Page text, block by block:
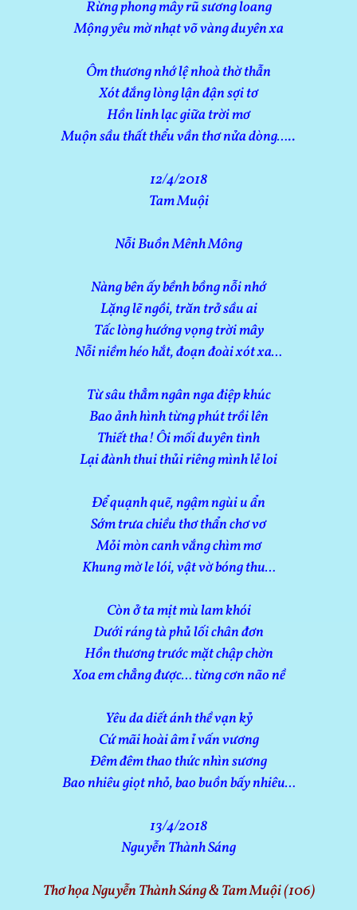
Rừng phong mây rũ sương loang
Mộng yêu mờ nhạt võ vàng duyên xa
Ôm thương nhớ lệ nhoà thờ thẫn
Xót đắng lòng lận đận sợi tơ
Hồn linh lạc giữa trời mơ
Muộn sầu thất thểu vần thơ nửa dòng…..
12/4/2018
Tam Muội
Nỗi Buồn Mênh Mông
Nàng bên ấy bềnh bồng nỗi nhớ
Lặng lẽ ngồi, trăn trở sầu ai
Tấc lòng hướng vọng trời mây
Nỗi niềm héo hắt, đoạn đoài xót xa…
Từ sâu thẳm ngân nga điệp khúc
Bao ảnh hình từng phút trồi lên
Thiết tha! Ôi mối duyên tình
Lại đành thui thủi riêng mình lẻ loi
Để quạnh quẽ, ngậm ngùi u ẩn
Sớm trưa chiều thơ thẩn chơ vơ
Mỏi mòn canh vắng chìm mơ
Khung mờ le lói, vật vờ bóng thu…
Còn ở ta mịt mù lam khói
Dưới ráng tà phủ lối chân đơn
Hồn thương trước mặt chập chờn
Xoa em chẳng được… từng cơn não nề
Yêu da diết ánh thề vạn kỷ
Cứ mãi hoài âm ỉ vấn vương
Đêm đêm thao thức nhìn sương
Bao nhiêu giọt nhỏ, bao buồn bấy nhiêu…
13/4/2018
Nguyễn Thành Sáng
Thơ họa Nguyễn Thành Sáng & Tam Muội (106)